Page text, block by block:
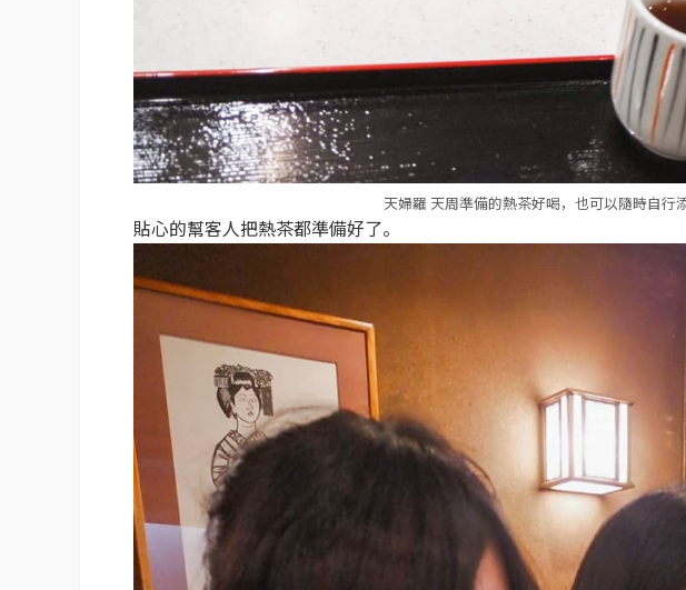
天婦羅 天周準備的熱茶好喝，也可以隨時自行添
貼心的幫客人把熱茶都準備好了。